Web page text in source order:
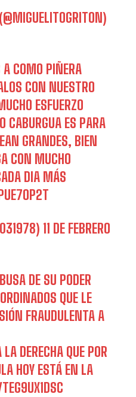
A COMO PIÑERA
CON NUESTRO
ESFUERZO
CABURGUA ES PARA
GRANDES, BIEN
CON MUCHO
DIA MÁS
11 DE FEBRERO
DE SU PODER
QUE LE
FRAUDULENTA A
LA DERECHA QUE POR
HOY ESTÁ EN LA